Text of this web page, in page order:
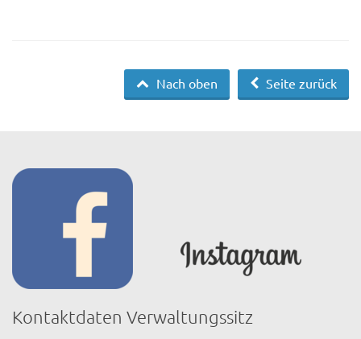
Seite zurück
Nach oben
Kontaktdaten Verwaltungssitz